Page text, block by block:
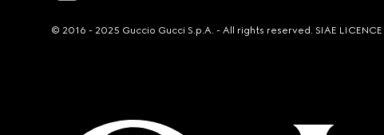
© 2016 - 2025 Guccio Gucci S.p.A. - All rights reserved. SIAE